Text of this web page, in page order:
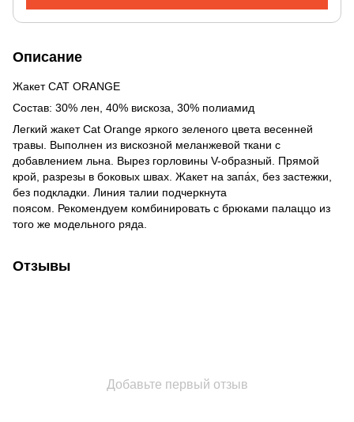
Описание
Жакет CAT ORANGE
Состав: 30% лен, 40% вискоза, 30% полиамид
Легкий жакет Cat Orange яркого зеленого цвета весенней
травы. Выполнен из вискозной меланжевой ткани с
добавлением льна. Вырез горловины V-образный. Прямой
крой, разрезы в боковых швах. Жакет на запа́х, без застежки,
без подкладки. Линия талии подчеркнута
поясом. Рекомендуем комбинировать с брюками палаццо из
того же модельного ряда.
Отзывы
Добавьте первый отзыв